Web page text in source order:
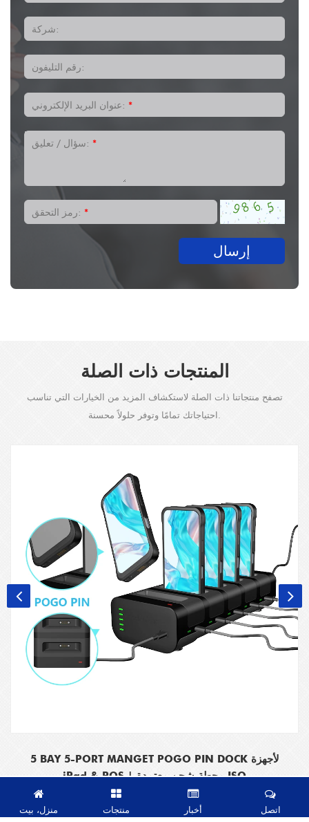
شركة:
رقم التليفون:
عنوان البريد الإلكتروني: *
سؤال / تعليق: *
رمز التحقق: *
إرسال
المنتجات ذات الصلة
تصفح منتجاتنا ذات الصلة لاستكشاف المزيد من الخيارات التي تناسب
5 BAY 5-PORT MANGET POGO PIN DOCK لأجهزة
iPad & POS | محطة شحن معتمدة ISO
منزل، بيت منتجات أخبار اتصل